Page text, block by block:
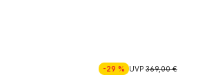
-29 % UVP 369,00 €